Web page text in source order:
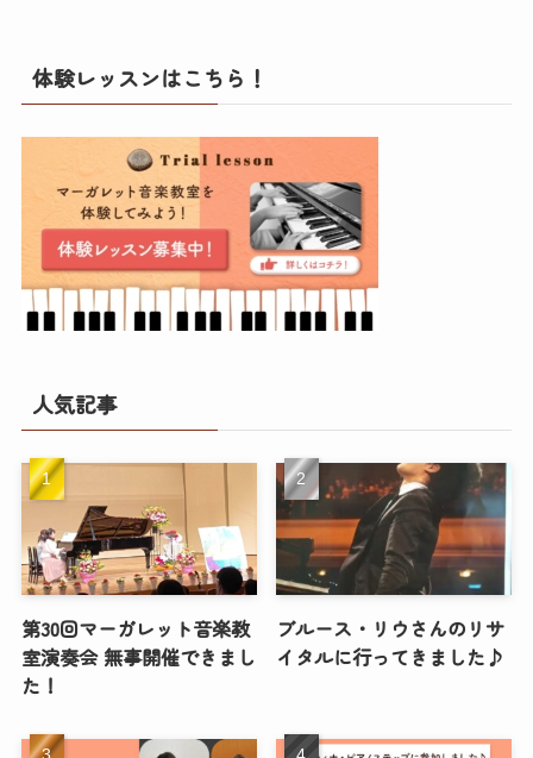
体験レッスンはこちら！
人気記事
第30回マーガレット音楽教
室演奏会 無事開催できまし
た！
ブルース・リウさんのリサ
イタルに行ってきました♪